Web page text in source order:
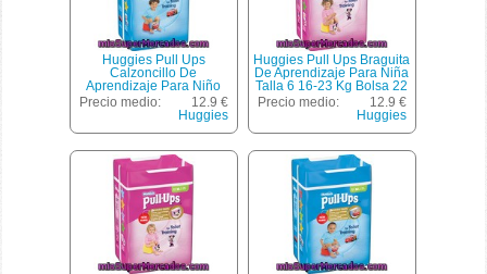
Huggies Pull Ups
Calzoncillo De
Aprendizaje Para Niño
Talla 6 16-23 Kg Bolsa 22
Unidades
Precio medio:
12.9 €
Huggies
Huggies Pull Ups Braguita
De Aprendizaje Para Niña
Talla 6 16-23 Kg Bolsa 22
Unidades
Precio medio:
12.9 €
Huggies